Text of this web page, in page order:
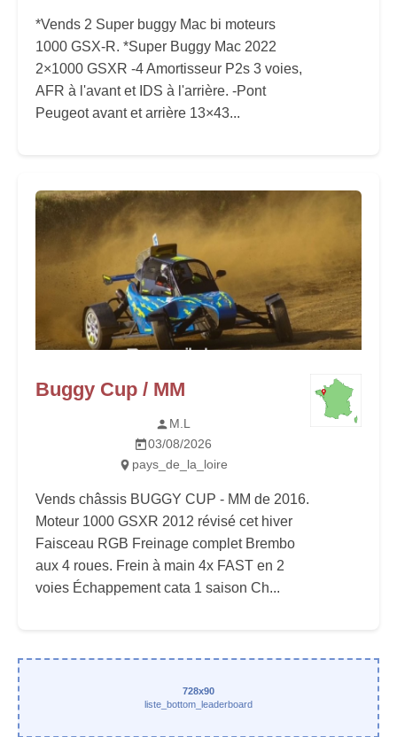
*Vends 2 Super buggy Mac bi moteurs
1000 GSX-R. *Super Buggy Mac 2022
2×1000 GSXR -4 Amortisseur P2s 3 voies,
AFR à l'avant et IDS à l'arrière. -Pont
Peugeot avant et arrière 13×43...
Buggy Cup / MM
M.L
03/08/2026
pays_de_la_loire
Vends châssis BUGGY CUP - MM de 2016.
Moteur 1000 GSXR 2012 révisé cet hiver
Faisceau RGB Freinage complet Brembo
aux 4 roues. Frein à main 4x FAST en 2
voies Échappement cata 1 saison Ch...
728x90
liste_bottom_leaderboard